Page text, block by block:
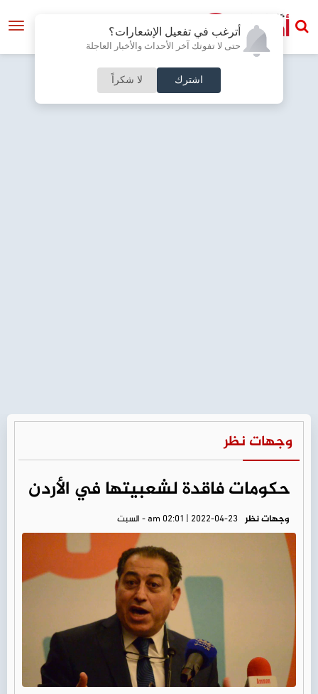
أترغب في تفعيل الإشعارات؟
حتى لا تفوتك آخر الأحداث والأخبار العاجلة
اشترك لا شكراً
وجهات نظر
حكومات فاقدة لشعبيتها في الأردن
وجهات نظر am 02:01 | 2022-04-23 - السبت